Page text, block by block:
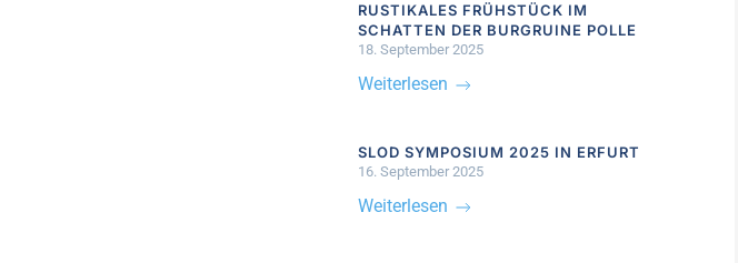
RUSTIKALES FRÜHSTÜCK IM
SCHATTEN DER BURGRUINE POLLE
18. September 2025
Weiterlesen
SLOD SYMPOSIUM 2025 IN ERFURT
16. September 2025
Weiterlesen